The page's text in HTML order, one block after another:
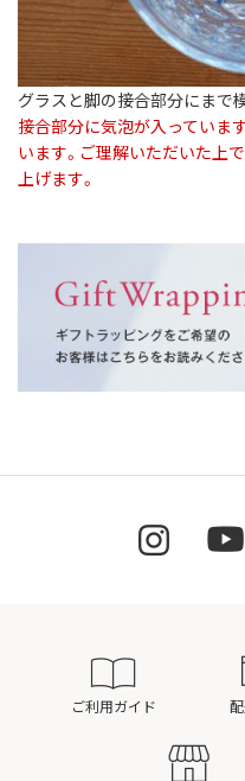
グラスと脚の接合部分にまで
接合部分に気泡が入っていま
います。ご理解いただいた上
上げます。
ご利用ガイド